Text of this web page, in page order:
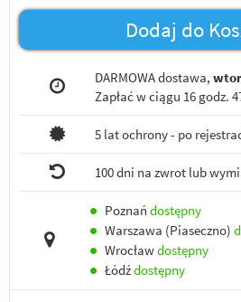
Dodaj do
DARMOWA dostawa,
Zapłać w ciągu 16 godz.
5 lat ochrony - po
100 dni na zwrot lub
● Poznań dostępny
● Warszawa (Piaseczno)
● Wrocławdostępny
● Łódźdostępny